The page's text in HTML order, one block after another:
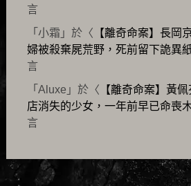
言
「 小霜 」於〈 【離奇命案】長岡
婦被殺棄屍荒野，死前留下詭異
言
「 Aluxe 」於〈 【離奇命案】黃
店消失的少女，一年前早已命喪
言